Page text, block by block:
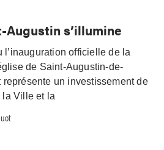
Augustin s’illumine
l’inauguration officielle de la
de Saint-Augustin-de-
représente un investissement de
la Ville et la